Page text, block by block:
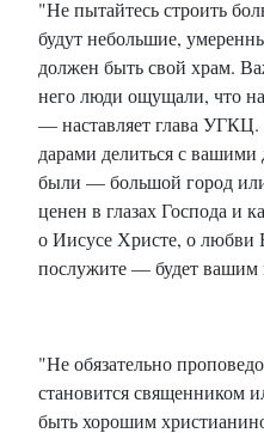
"Не пытайтесь строить
будут небольшие,
должен быть свой храм.
него люди ощущали, что
— наставляет глава
дарами делиться с
были — большой город
ценен в глазах Господа и
о Иисусе Христе, о
послужите — будет вашим
"Не обязательно
становится священником
быть хорошим